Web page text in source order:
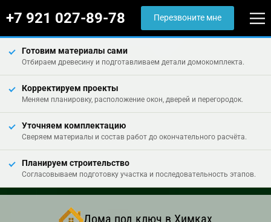
+7 921 027-89-78 Перезвоните мне
Готовим материалы сами
Отбираем древесину и подготавливаем детали домокомплекта.
Корректируем проекты
Меняем планировку, расположение окон, дверей и перегородок.
Уточняем комплектацию
Сверяем материалы и состав работ до окончательного расчёта.
Планируем строительство
Согласовываем подготовку участка и последовательность этапов.